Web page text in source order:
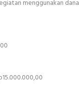
menggunakan dana